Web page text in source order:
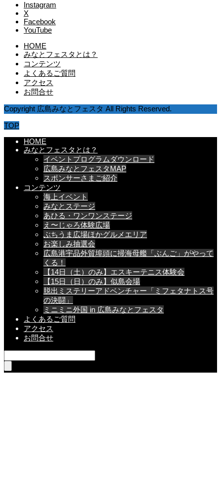
Instagram
X
Facebook
YouTube
HOME
みなとフェスタとは？
コンテンツ
よくあるご質問
アクセス
お問合せ
Copyright 広島みなとフェスタ All Rights Reserved.
TOP
HOME
みなとフェスタとは？
イベントプログラムダウンロード
広島みなとフェスタMAP
スポンサーさまご紹介
コンテンツ
海上イベント
みなとステージ
あひる・ワンワンステージ
え〜じゃろ体験広場
ぶちうま広場ほかグルメエリア
お楽しみ抽選会
広島港宇品外貿埠頭に掃海母艦「ぶんご」がやって
くる！
【14日（土）のみ】エスキーテニス体験会
【15日（日）のみ】似島会場
脱出ミステリーアドベンチャー「ミフェタナトス号
の決闘」
ミニミニ外国 in 広島みなとフェスタ
よくあるご質問
アクセス
お問合せ